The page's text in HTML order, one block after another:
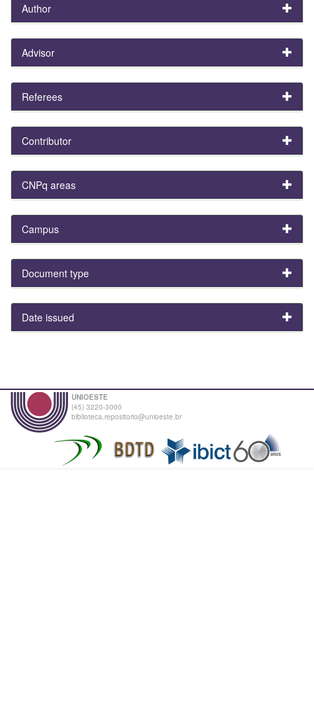
Author
Advisor
Referees
Contributor
CNPq areas
Campus
Document type
Date issued
UNIOESTE
(45) 3220-3000
biblioteca.repositorio@unioeste.br